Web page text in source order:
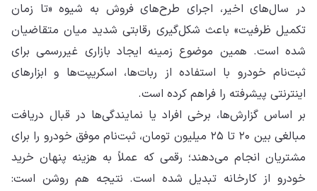
در سال‌های اخیر، اجرای طرح‌های فروش به شیوه «تا زمان
تکمیل ظرفیت» باعث شکل‌گیری رقابتی شدید میان متقاضیان
شده است. همین موضوع زمینه ایجاد بازاری غیررسمی برای
ثبت‌نام خودرو با استفاده از ربات‌ها، اسکریپت‌ها و ابزارهای
اینترنتی پیشرفته را فراهم کرده است.
بر اساس گزارش‌ها، برخی افراد یا نمایندگی‌ها در قبال دریافت
مبالغی بین ۲۰ تا ۲۵ میلیون تومان، ثبت‌نام موفق خودرو را برای
مشتریان انجام می‌دهند؛ رقمی که عملاً به هزینه پنهان خرید
خودرو از کارخانه تبدیل شده است. نتیجه هم روشن است: